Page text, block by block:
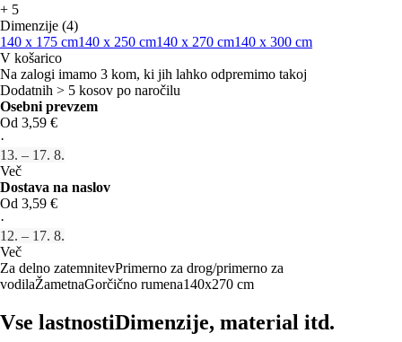
+ 5
Dimenzije (4)
140 x 175 cm140 x 250 cm140 x 270 cm140 x 300 cm
V košarico
Na zalogi imamo 3 kom, ki jih lahko odpremimo takoj
Dodatnih > 5 kosov po naročilu
Osebni prevzem
Od 3,59 €
·
13. – 17. 8.
Več
Dostava na naslov
Od 3,59 €
·
12. – 17. 8.
Več
Za delno zatemnitevPrimerno za drog/primerno za
vodilaŽametnaGorčično rumena140x270 cm
Vse lastnostiDimenzije, material itd.